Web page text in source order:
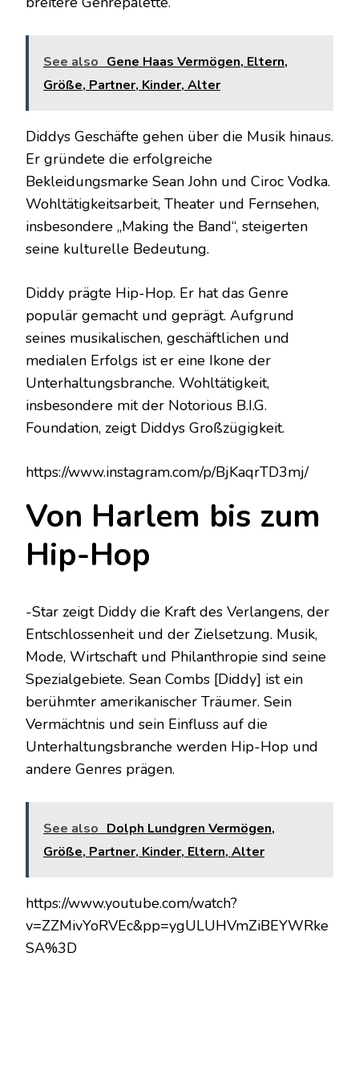
See also Gene Haas Vermögen, Eltern,
Größe, Partner, Kinder, Alter
Diddys Geschäfte gehen über die Musik hinaus.
Er gründete die erfolgreiche
Bekleidungsmarke Sean John und Ciroc Vodka.
Wohltätigkeitsarbeit, Theater und Fernsehen,
insbesondere „Making the Band“, steigerten
seine kulturelle Bedeutung.
Diddy prägte Hip-Hop. Er hat das Genre
populär gemacht und geprägt. Aufgrund
seines musikalischen, geschäftlichen und
medialen Erfolgs ist er eine Ikone der
Unterhaltungsbranche. Wohltätigkeit,
insbesondere mit der Notorious B.I.G.
Foundation, zeigt Diddys Großzügigkeit.
https://www.instagram.com/p/BjKaqrTD3mj/
Von Harlem bis zum
Hip-Hop
-Star zeigt Diddy die Kraft des Verlangens, der
Entschlossenheit und der Zielsetzung. Musik,
Mode, Wirtschaft und Philanthropie sind seine
Spezialgebiete. Sean Combs [Diddy] ist ein
berühmter amerikanischer Träumer. Sein
Vermächtnis und sein Einfluss auf die
Unterhaltungsbranche werden Hip-Hop und
andere Genres prägen.
See also Dolph Lundgren Vermögen,
Größe, Partner, Kinder, Eltern, Alter
https://www.youtube.com/watch?
v=ZZMivYoRVEc&pp=ygULUHVmZiBEYWRke
SA%3D